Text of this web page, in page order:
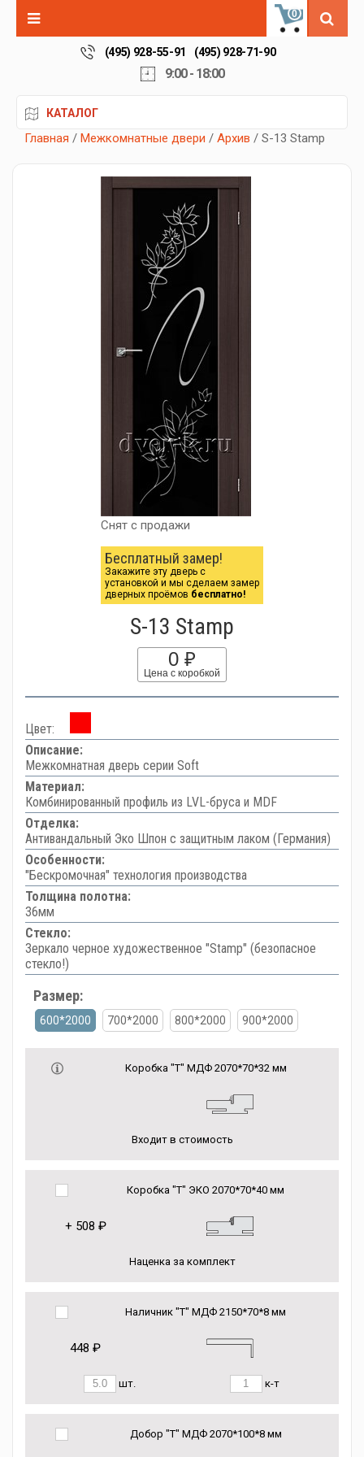
0
(495) 928-55-91 (495) 928-71-90
9:00 - 18:00
КАТАЛОГ
Главная / Межкомнатные двери / Архив / S-13 Stamp
Снят с продажи
Бесплатный замер!
Закажите эту дверь с
установкой и мы сделаем замер
дверных проёмов бесплатно!
S-13 Stamp
0 ₽
Цена с коробкой
Цвет:
Описание:
Межкомнатная дверь серии Soft
Материал:
Комбинированный профиль из LVL-бруса и MDF
Отделка:
Антивандальный Эко Шпон с защитным лаком (Германия)
Особенности:
"Бескромочная" технология производства
Толщина полотна:
36мм
Стекло:
Зеркало черное художественное "Stamp" (безопасное
стекло!)
Размер:
600*2000 700*2000 800*2000 900*2000
Коробка "Т" МДФ 2070*70*32 мм
Входит в стоимость
Коробка "Т" ЭКО 2070*70*40 мм
+ 508 ₽
Наценка за комплект
Наличник "Т" МДФ 2150*70*8 мм
448 ₽
шт. к-т
Добор "Т" МДФ 2070*100*8 мм